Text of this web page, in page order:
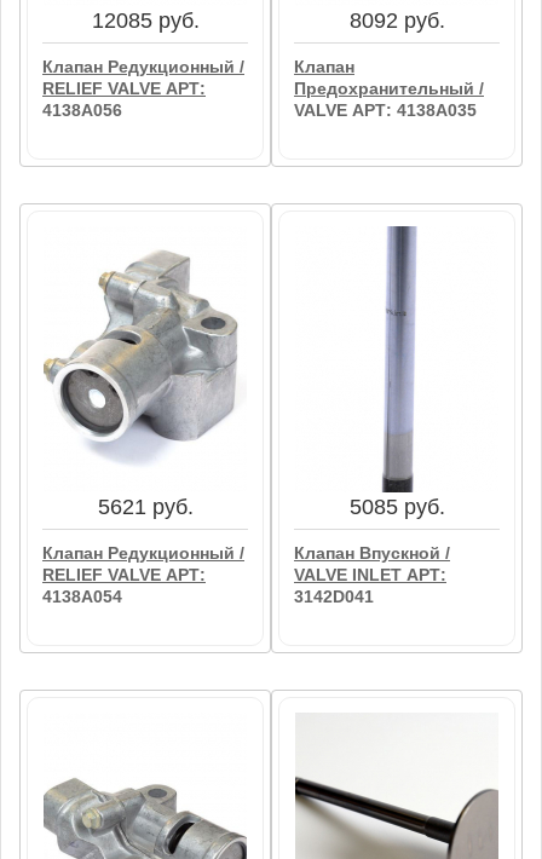
12085 руб.
Клапан Редукционный /
RELIEF VALVE АРТ:
4138A056
12085 руб.
Клапан Редукционный /
RELIEF VALVE АРТ:
4138A056
8092 руб.
Клапан
Предохранительный /
VALVE АРТ: 4138A035
Предохранительный /
В корзину
5621 руб.
Клапан Редукционный /
RELIEF VALVE АРТ:
4138A054
5621 руб.
5085 руб.
Клапан Впускной /
VALVE INLET АРТ:
3142D041
5085 руб.